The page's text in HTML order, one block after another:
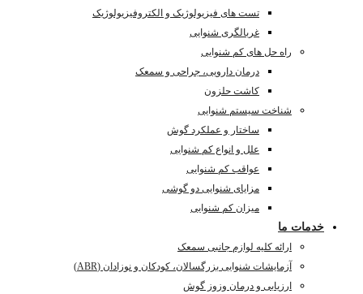
تست های فیزیولوژیک و الکتروفیزیولوژیک
غربالگری شنوایی
راه حل های کم شنوایی
درمان دارویی، جراحی و سمعک
کاشت حلزون
شناخت سیستم شنوایی
ساختار و عملکرد گوش
علل و انواع کم شنوایی
عواقب کم شنوایی
مزایای شنوایی دو گوشی
میزان کم شنوایی
خدمات ما
ارائه کلیه لوازم جانبی سمعک
آزمایشات شنوایی بزرگسالان، کودکان و نوزادان (ABR)
ارزیابی و درمان وزوز گوش